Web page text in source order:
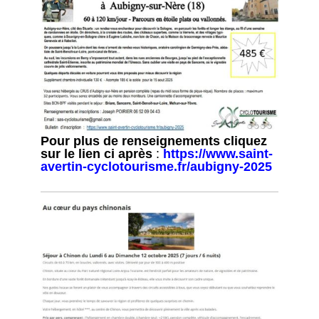
Pour plus de renseignements cliquez
sur le lien ci après: https://www.saint-
avertin-cyclotourisme.fr/aubigny-2025